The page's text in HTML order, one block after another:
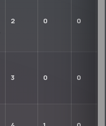
2 0 0
3 0 0